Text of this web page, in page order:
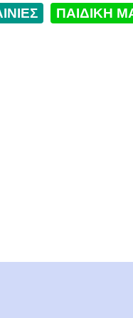
ΠΑΙΔΙΚΗ